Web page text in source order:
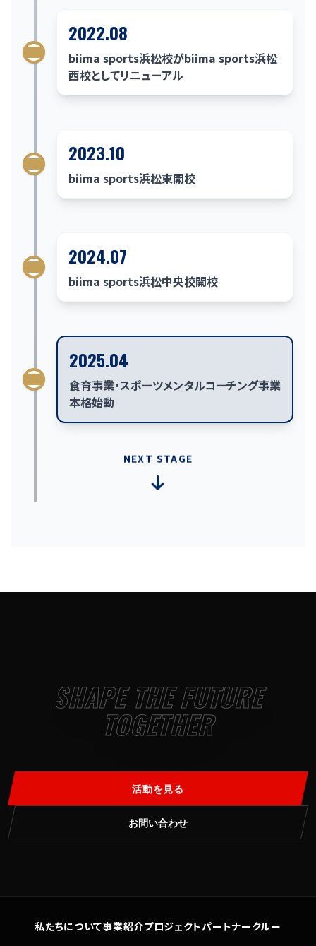
2022.08
biima sports浜松校がbiima sports浜松
西校としてリニューアル
2023.10
biima sports浜松東開校
2024.07
biima sports浜松中央校開校
2025.04
食育事業・スポーツメンタルコーチング事業
本格始動
NEXT STAGE
SHAPE THE FUTURE
TOGETHER
活動を見る
お問い合わせ
私たちについて事業紹介プロジェクトパートナークルー